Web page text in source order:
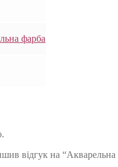
фарба
відгук на